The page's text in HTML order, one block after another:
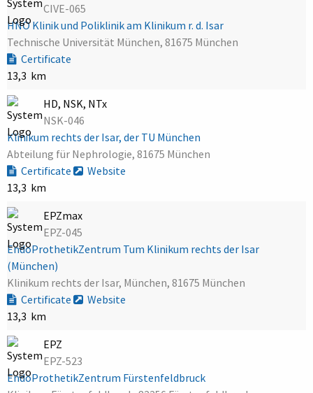
CIVE-065
HNO Klinik und Poliklinik am Klinikum r. d. Isar
Technische Universität München, 81675 München
Certificate
13,3 km
HD, NSK, NTx
NSK-046
Klinikum rechts der Isar, der TU München
Abteilung für Nephrologie, 81675 München
Certificate
Website
13,3 km
EPZmax
EPZ-045
EndoProthetikZentrum Tum Klinikum rechts der Isar
(München)
Klinikum rechts der Isar, München, 81675 München
Certificate
Website
13,3 km
EPZ
EPZ-523
EndoProthetikZentrum Fürstenfeldbruck